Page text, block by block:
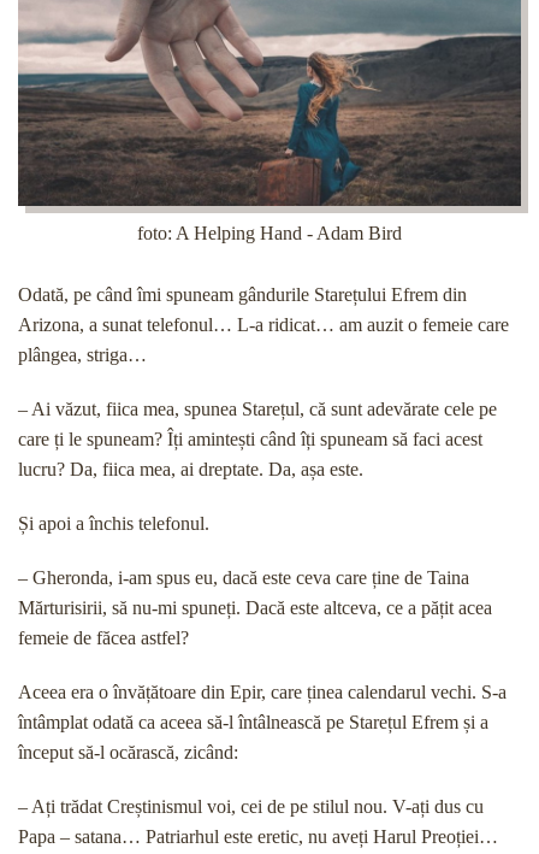
Despre noi
Contact
foto: A Helping Hand - Adam Bird
Odată, pe când îmi spuneam gândurile Starețului Efrem din
Arizona, a sunat telefonul… L-a ridicat… am auzit o femeie care
plângea, striga…
– Ai văzut, fiica mea, spunea Starețul, că sunt adevărate cele pe
care ți le spuneam? Îți amintești când îți spuneam să faci acest
lucru? Da, fiica mea, ai dreptate. Da, așa este.
Și apoi a închis telefonul.
– Gheronda, i-am spus eu, dacă este ceva care ține de Taina
Mărturisirii, să nu-mi spuneți. Dacă este altceva, ce a pățit acea
femeie de făcea astfel?
Aceea era o învățătoare din Epir, care ținea calendarul vechi. S-a
întâmplat odată ca aceea să-l întâlnească pe Starețul Efrem și a
început să-l ocărască, zicând:
– Ați trădat Creștinismul voi, cei de pe stilul nou. V-ați dus cu
Papa – satana… Patriarhul este eretic, nu aveți Harul Preoției…